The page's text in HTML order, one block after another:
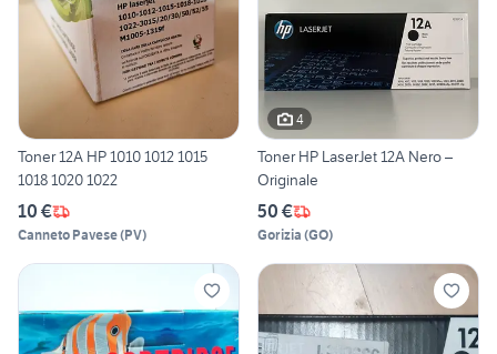
Toner 12A HP 1010 1012 1015
1018 1020 1022
10 €
Canneto Pavese(PV)
4
Toner HP LaserJet 12A Nero –
Originale
50 €
Gorizia (GO)